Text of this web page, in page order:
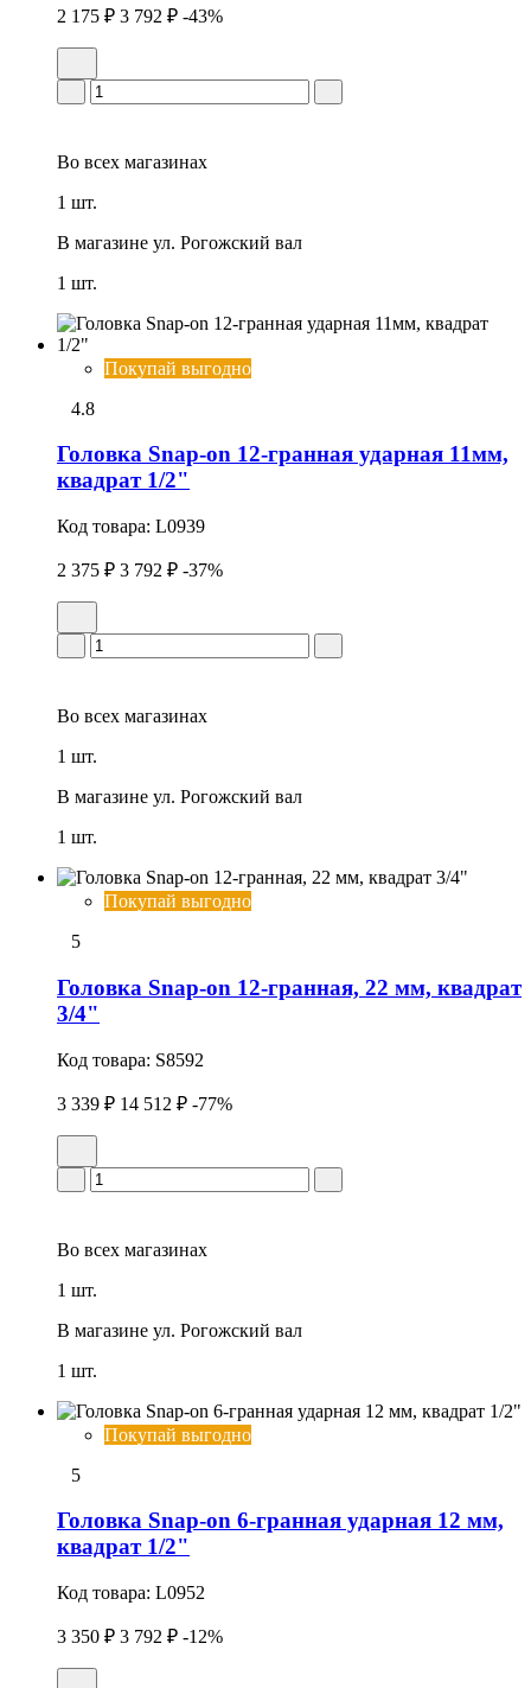
2 175 ₽ 3 792 ₽ -43%
Во всех магазинах
1 шт.
В магазине ул. Рогожский вал
1 шт.
Покупай выгодно
4.8
Головка Snap-on 12-гранная ударная 11мм,
квадрат 1/2"
Код товара: L0939
2 375 ₽ 3 792 ₽ -37%
Во всех магазинах
1 шт.
В магазине ул. Рогожский вал
1 шт.
Покупай выгодно
5
Головка Snap-on 12-гранная, 22 мм, квадрат
3/4"
Код товара: S8592
3 339 ₽ 14 512 ₽ -77%
Во всех магазинах
1 шт.
В магазине ул. Рогожский вал
1 шт.
Покупай выгодно
5
Головка Snap-on 6-гранная удаpная 12 мм,
квадрат 1/2"
Код товара: L0952
3 350 ₽ 3 792 ₽ -12%